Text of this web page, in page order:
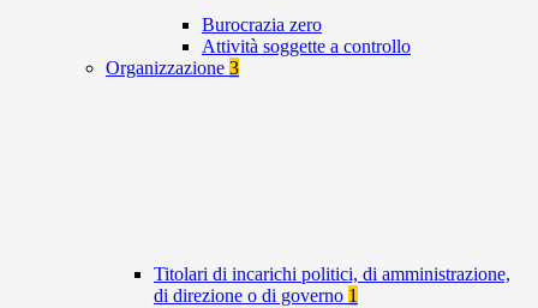
Burocrazia zero
Attività soggette a controllo
Organizzazione 3
Titolari di incarichi politici, di amministrazione,
di direzione o di governo 1